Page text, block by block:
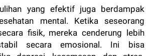
yang efektif juga berdampak
mental. Ketika seseorang
fisik, mereka cenderung lebih
secara emosional. Ini bisa